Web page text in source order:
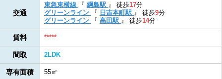
交通
東急東横線 『 綱島駅 』 徒歩17分
グリーンライン
『 日吉本町駅 』 徒歩9分
グリーンライン
『 高田駅 』 徒歩14分
賃料 *****
間取 2LDK
専有面積 55㎡